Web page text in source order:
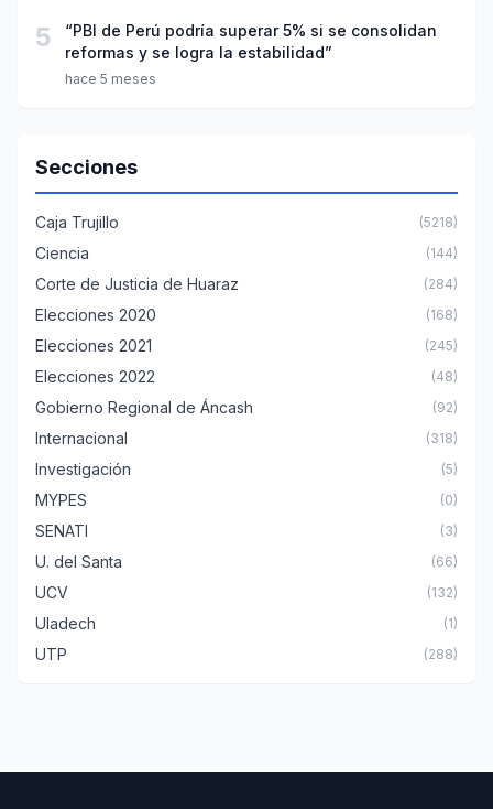
5
“PBI de Perú podría superar 5% si se consolidan
reformas y se logra la estabilidad”
hace 5 meses
Secciones
Caja Trujillo (5218)
Ciencia (144)
Corte de Justicia de Huaraz (284)
Elecciones 2020 (168)
Elecciones 2021 (245)
Elecciones 2022 (48)
Gobierno Regional de Áncash (92)
Internacional (318)
Investigación (5)
MYPES (0)
SENATI (3)
U. del Santa (66)
UCV (132)
Uladech (1)
UTP (288)